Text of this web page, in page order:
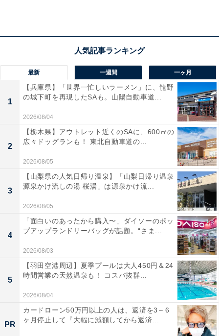
出てきて、友だちと夜遊びをするようになった時期だ。
つきあうようになって。周りは『あの男はやめておいた
ほうがいい』と言ってくれたんです。でも反対されれば
されるほど燃え上がっちゃって。それまで私、恋愛なん
てしたことがなかったので、男を見る目がまったくなか
ったんでしょうね。初めてできた恋人の言うなりになっ
てしまった」
彼はいずれメジャーなミュージシャンになると豪語。そ
の夢のためにと、彼女はこつこつためた200万円を1年の
間に全部渡した。給料日に会社前で彼が待っていたこと
もある。
金の切れ目が縁の切れ目。彼女に貯金がなくなったと知
ると、彼は行方がわからなくなった。
「私がバカだったんですよね。母にも泣かれて……。も
う男には騙されまいと誓いました」
最新 一週間 一ヶ月
1
【兵庫県】「世界一忙しいラーメン」に、龍野
の城下町を再現したSAも。山陽自動車道...
2026/08/04
2
【栃木県】アウトレット近くのSAに、600㎡の
広々ドッグランも！ 東北自動車道の...
2026/08/05
3
【山梨県の人気日帰り温泉】「山梨日帰り温泉
源泉かけ流しの湯 桜湯」は源泉かけ流...
2026/08/05
4
「面白いのあったから購入〜」ダイソーのポッ
プアップランドリーバッグが話題。“さま...
2026/08/03
5
【羽田空港周辺】夏季プールは大人450円＆24
時間営業の天然温泉も！ コスパ抜群...
2026/08/04
PR
カードローン50万円以上の人は、返済を3～6
ヶ月停止して『大幅に減額してから返済...